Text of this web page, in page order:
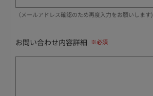
（メールアドレス確認のため再度入力をお願いします)
お問い合わせ内容詳細